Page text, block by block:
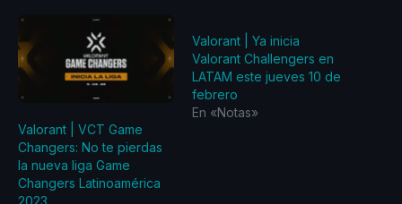
Valorant | VCT Game
Changers: No te pierdas
la nueva liga Game
Changers Latinoamérica
2023
Valorant | Ya inicia
Valorant Challengers en
LATAM este jueves 10 de
febrero
En «Notas»